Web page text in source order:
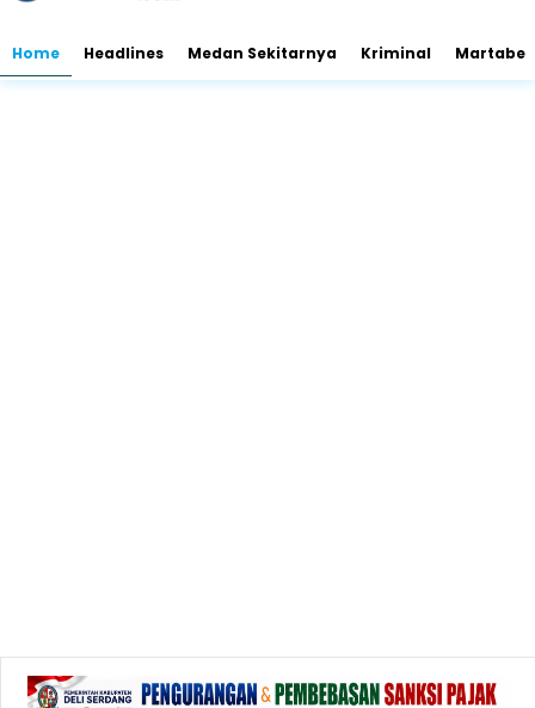
Home Headlines Medan Sekitarnya Kriminal Martabe